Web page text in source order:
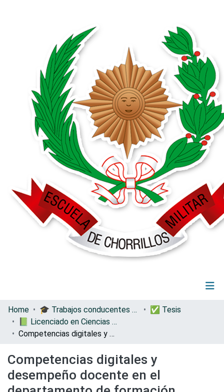
(current)
Communities & Collections
All of DSpace
Statistics
Home 🎓 Trabajos conducentes a grados y títulos
✅ Tesis
📗 Licenciado en Ciencias Militares con Mención en Administración
Competencias digitales y desempeño docente en el departamento de formación militar de la Escuela Militar de Chorrillos "Coronel Francisco Bolognesi", 2023
Competencias digitales y
desempeño docente en el